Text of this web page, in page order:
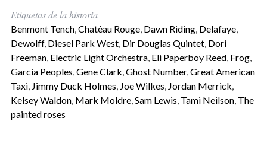
Etiquetas de la historia
Benmont Tench,Chatêau Rouge, Dawn Riding, Delafaye,
Dewolff, Diesel Park West, Dir Douglas Quintet, Dori
Freeman, Electric Light Orchestra, Eli Paperboy Reed, Frog,
Garcia Peoples,Gene Clark,Ghost Number,Great American
Taxi, Jimmy Duck Holmes, Joe Wilkes, Jordan Merrick,
Kelsey Waldon, Mark Moldre,Sam Lewis, Tami Neilson, The
painted roses